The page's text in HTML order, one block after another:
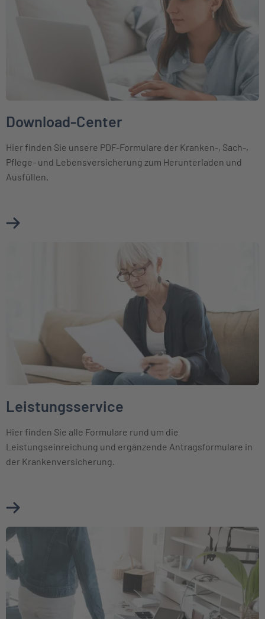
Download-Center
Hier finden Sie unsere PDF-Formulare der Kranken-, Sach-,
Pflege- und Lebensversicherung zum Herunterladen und
Ausfüllen.
Mehr über Download-Center erfahren
Leistungsservice
Hier finden Sie alle Formulare rund um die
Leistungseinreichung und ergänzende Antragsformulare in
der Krankenversicherung.
Mehr über Leistungsservice erfahren
Weiter zu Schaden melden